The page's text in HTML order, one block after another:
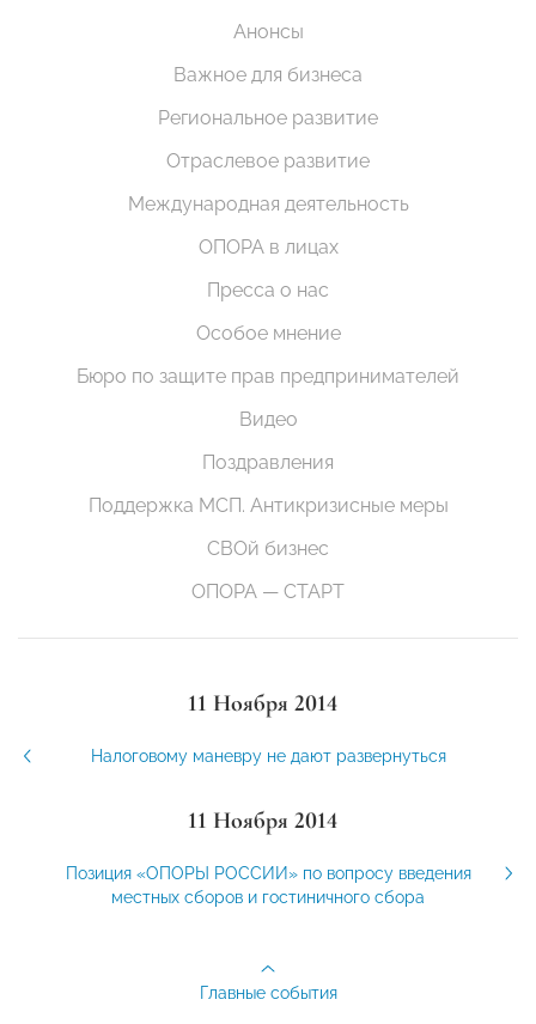
Анонсы
Важное для бизнеса
Региональное развитие
Отраслевое развитие
Международная деятельность
ОПОРА в лицах
Пресса о нас
Особое мнение
Бюро по защите прав предпринимателей
Видео
Поздравления
Поддержка МСП. Антикризисные меры
СВОй бизнес
ОПОРА — СТАРТ
11 Ноября 2014
Налоговому маневру не дают развернуться
11 Ноября 2014
Позиция «ОПОРЫ РОССИИ» по вопросу введения
местных сборов и гостиничного сбора
Главные события